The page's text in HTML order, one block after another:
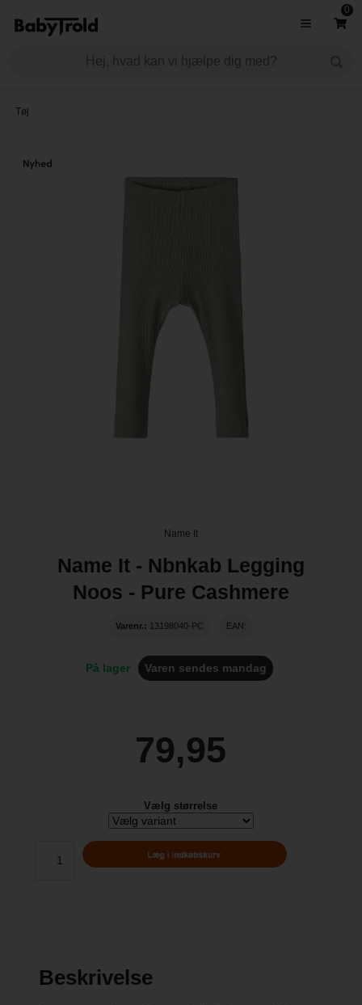
0
Tøj
Name It
Name It - Nbnkab Legging
Noos - Pure Cashmere
Varenr.: 13198040-PC EAN:
På lager Varen sendes mandag
79,95
Vælg størrelse
Beskrivelse